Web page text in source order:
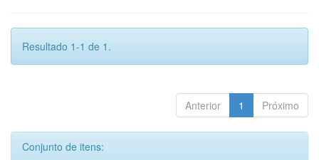
Resultado 1-1 de 1.
Anterior 1 Próximo
Conjunto de itens: